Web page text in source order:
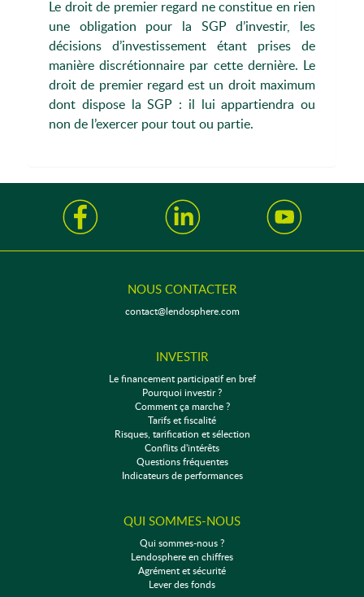
Le droit de premier regard ne constitue en rien
une obligation pour la SGP d’investir, les
décisions d’investissement étant prises de
manière discrétionnaire par cette dernière. Le
droit de premier regard est un droit maximum
dont dispose la SGP : il lui appartiendra ou
non de l’exercer pour tout ou partie.
NOUS CONTACTER
contact@lendosphere.com
INVESTIR
Le financement participatif en bref
Pourquoi investir ?
Comment ça marche ?
Tarifs et fiscalité
Risques, tarification et sélection
Conflits d'intérêts
Questions fréquentes
Indicateurs de performances
QUI SOMMES-NOUS
Qui sommes-nous ?
Lendosphere en chiffres
Agrément et sécurité
Lever des fonds